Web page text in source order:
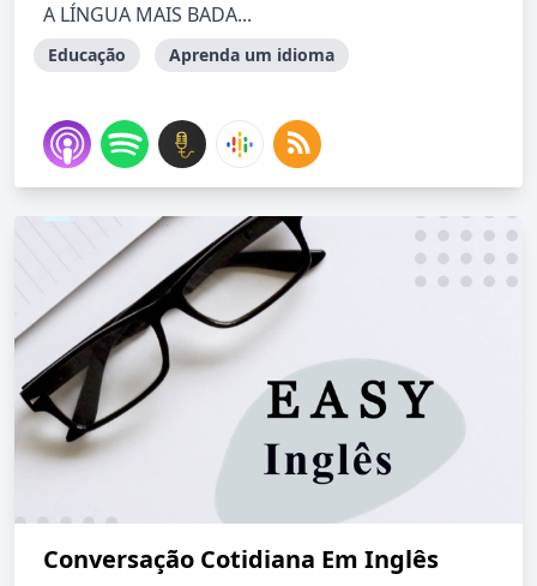
A LÍNGUA MAIS BADA...
Educação Aprenda um idioma
Conversação Cotidiana Em Inglês